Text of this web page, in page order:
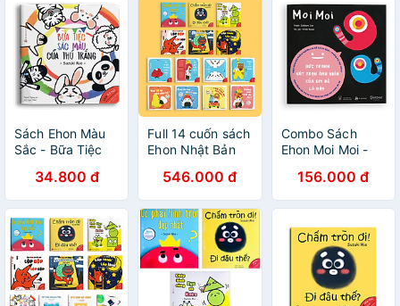
Sách Ehon Màu
Sắc - Bữa Tiệc
Thú Trắng
34.800 đ
Full 14 cuốn sách
Ehon Nhật Bản
phát triển toàn
diện
546.000 đ
Combo Sách
Ehon Moi Moi -
ngừng khóc -
Điều kỳ diệu của
hình khối- Ehon
Nhật Bản cho bé
0-6 tuổi
156.000 đ